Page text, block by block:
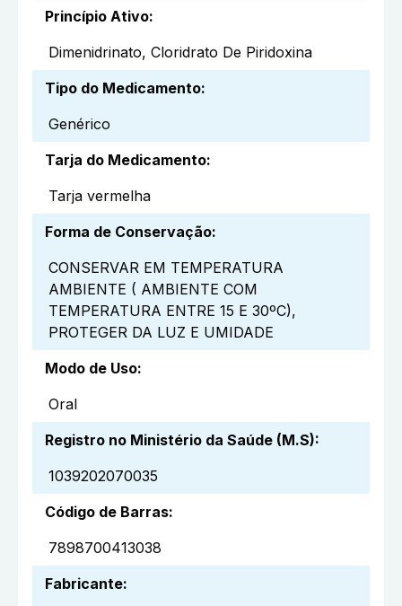
Princípio Ativo:
Dimenidrinato, Cloridrato De Piridoxina
Tipo do Medicamento:
Genérico
Tarja do Medicamento:
Tarja vermelha
Forma de Conservação:
CONSERVAR EM TEMPERATURA
AMBIENTE ( AMBIENTE COM
TEMPERATURA ENTRE 15 E 30ºC),
PROTEGER DA LUZ E UMIDADE
Modo de Uso:
Oral
Registro no Ministério da Saúde (M.S):
1039202070035
Código de Barras:
7898700413038
Fabricante: